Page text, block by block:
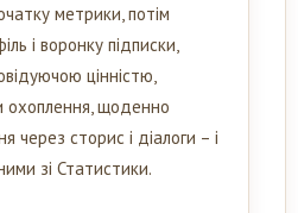
метрики, потім
і воронку підписки,
цінністю,
охоплення, щоденно
через сторис і діалоги – і
зі Статистики.